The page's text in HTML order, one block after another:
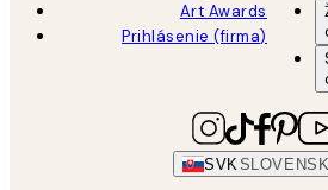
Art Awards
Prihlásenie (firma)
SVK